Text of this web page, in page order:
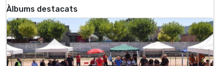
Àlbums destacats